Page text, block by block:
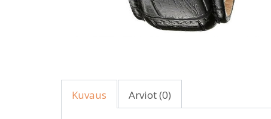
Kuvaus Arviot (0)